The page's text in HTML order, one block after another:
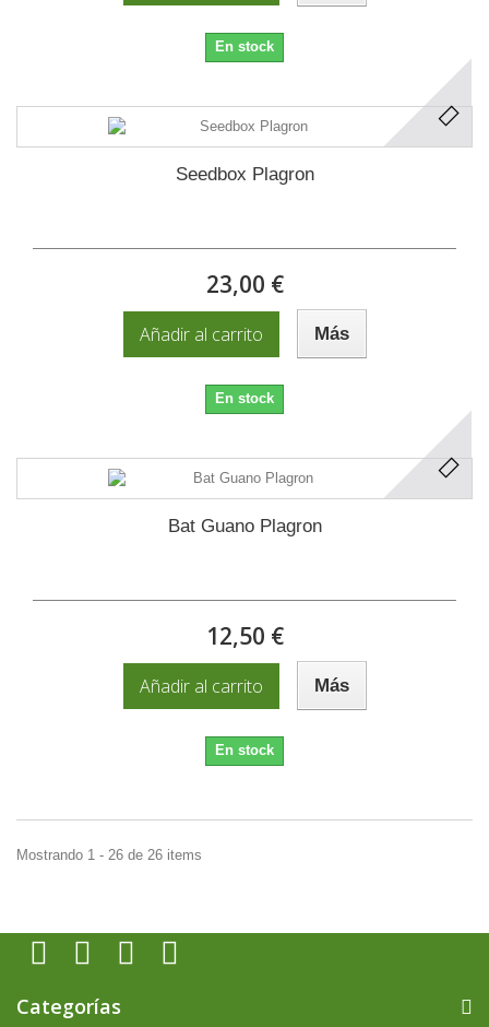
En stock
Seedbox Plagron
23,00 €
Añadir al carrito Más
En stock
Bat Guano Plagron
12,50 €
Añadir al carrito Más
En stock
Mostrando 1 - 26 de 26 items
Categorías